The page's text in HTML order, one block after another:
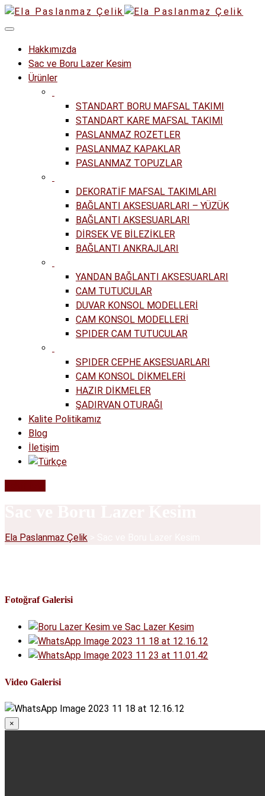
Hakkımızda
Sac ve Boru Lazer Kesim
Ürünler
STANDART BORU MAFSAL TAKIMI
STANDART KARE MAFSAL TAKIMI
PASLANMAZ ROZETLER
PASLANMAZ KAPAKLAR
PASLANMAZ TOPUZLAR
DEKORATİF MAFSAL TAKIMLARI
BAĞLANTI AKSESUARLARI – YÜZÜK
BAĞLANTI AKSESUARLARI
DİRSEK VE BİLEZİKLER
BAĞLANTI ANKRAJLARI
YANDAN BAĞLANTI AKSESUARLARI
CAM TUTUCULAR
DUVAR KONSOL MODELLERİ
CAM KONSOL MODELLERİ
SPIDER CAM TUTUCULAR
SPIDER CEPHE AKSESUARLARI
CAM KONSOL DİKMELERİ
HAZIR DİKMELER
ŞADIRVAN OTURAĞI
Kalite Politikamız
Blog
İletişim
Ela Paslanmaz Çelik
Fotoğraf Galerisi
Video Galerisi
×